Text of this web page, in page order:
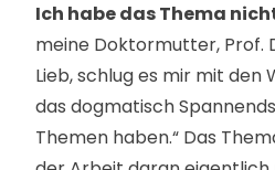
Ich habe das Thema
meine Doktormutter, Prof.
Lieb, schlug es mir mit den
das dogmatisch
Themen haben.“ Das